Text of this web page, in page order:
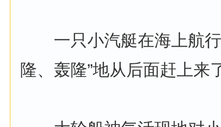
一只小汽艇在海上航行
隆、轰隆”地从后面赶上来